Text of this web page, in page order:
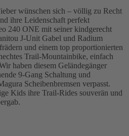
wünschen sich – völlig zu Recht
ihre Leidenschaft perfekt
240 ONE mit seiner kindgerecht
J-Unit Gabel und Radium
und einem top proportionierten
Trail-Mountainbike, einfach
haben diesem Geländegänger
9-Gang Schaltung und
Scheibenbremsen verpasst.
Kids ihre Trail-Rides souverän und